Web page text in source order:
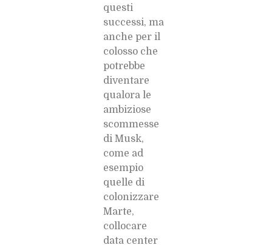
questi
successi, ma
anche per il
colosso che
potrebbe
diventare
qualora le
ambiziose
scommesse
di Musk,
come ad
esempio
quelle di
colonizzare
Marte,
collocare
data center